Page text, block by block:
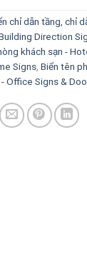
chỉ dẫn tầng, chỉ
Direction
khách sạn -
Signs Biển tên
- Office Signs &